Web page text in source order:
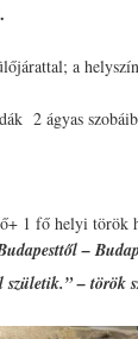
1-
a
2 ágyas
1 fő helyi török
–
születik.” – török